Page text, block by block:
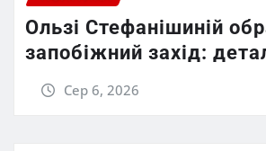
Ользі Стефанішиній
запобіжний захід:
Сер 6, 2026